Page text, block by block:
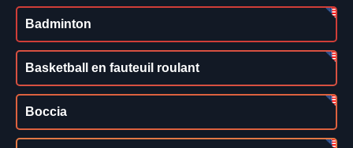
Badminton
Basketball en fauteuil roulant
Boccia